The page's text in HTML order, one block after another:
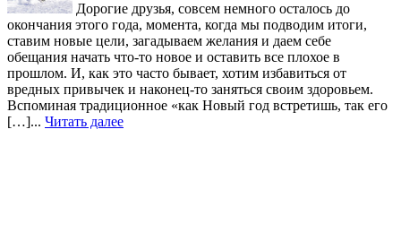
Дорогие друзья, совсем немного осталось до
окончания этого года, момента, когда мы подводим итоги,
ставим новые цели, загадываем желания и даем себе
обещания начать что-то новое и оставить все плохое в
прошлом. И, как это часто бывает, хотим избавиться от
вредных привычек и наконец-то заняться своим здоровьем.
Вспоминая традиционное «как Новый год встретишь, так его
[…]... Читать далее